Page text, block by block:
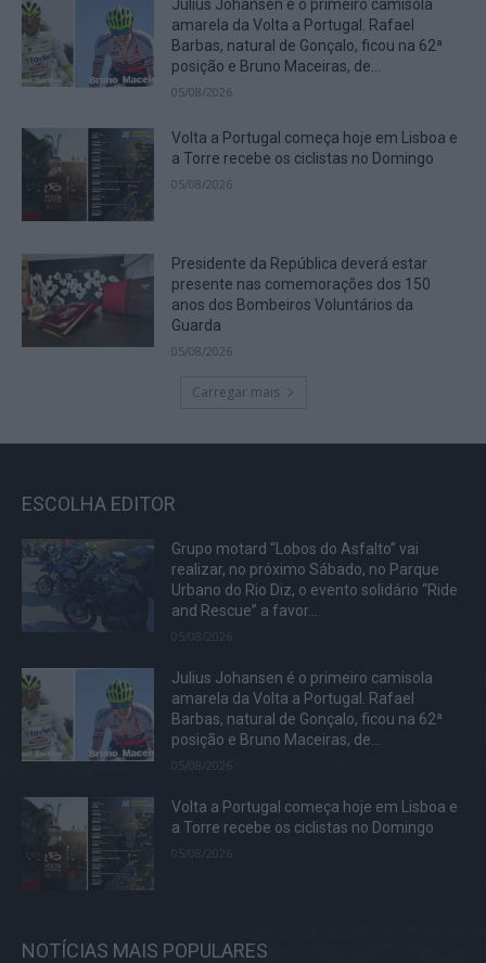
Julius Johansen é o primeiro camisola
amarela da Volta a Portugal. Rafael
Barbas, natural de Gonçalo, ficou na 62ª
posição e Bruno Maceiras, de...
05/08/2026
Volta a Portugal começa hoje em Lisboa e
a Torre recebe os ciclistas no Domingo
05/08/2026
Presidente da República deverá estar
presente nas comemorações dos 150
anos dos Bombeiros Voluntários da
Guarda
05/08/2026
Carregar mais
ESCOLHA EDITOR
Grupo motard “Lobos do Asfalto” vai
realizar, no próximo Sábado, no Parque
Urbano do Rio Diz, o evento solidário “Ride
and Rescue” a favor...
05/08/2026
Julius Johansen é o primeiro camisola
amarela da Volta a Portugal. Rafael
Barbas, natural de Gonçalo, ficou na 62ª
posição e Bruno Maceiras, de...
Volta a Portugal começa hoje em Lisboa e
a Torre recebe os ciclistas no Domingo
05/08/2026
NOTÍCIAS MAIS POPULARES